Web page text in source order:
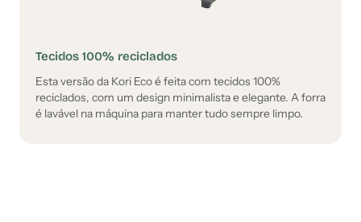
Tecidos 100% reciclados
Esta versão da Kori Eco é feita com tecidos 100%
reciclados, com um design minimalista e elegante. A forra
é lavável na máquina para manter tudo sempre limpo.